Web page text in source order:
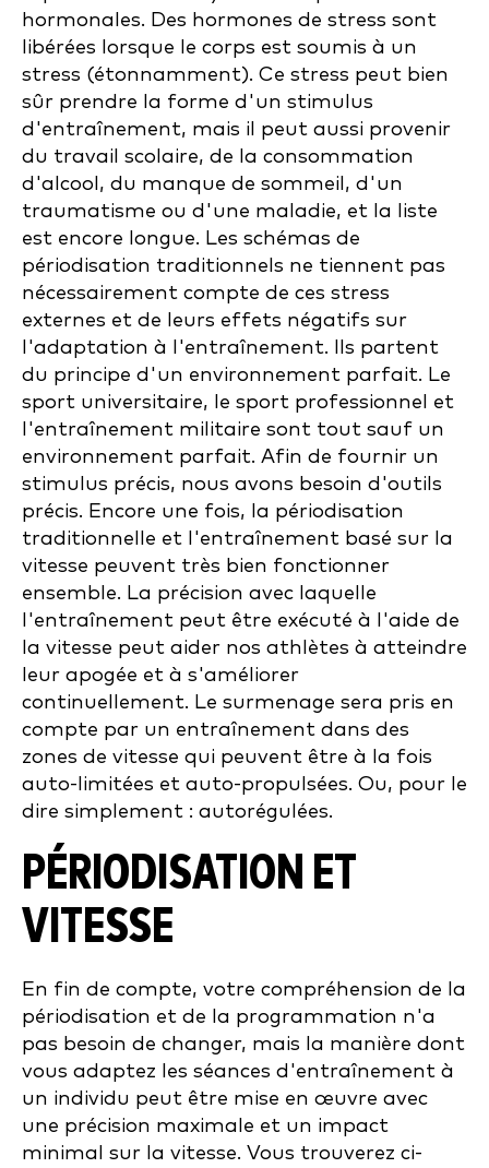
hormonales. Des hormones de stress sont
libérées lorsque le corps est soumis à un
stress (étonnamment). Ce stress peut bien
sûr prendre la forme d'un stimulus
d'entraînement, mais il peut aussi provenir
du travail scolaire, de la consommation
d'alcool, du manque de sommeil, d'un
traumatisme ou d'une maladie, et la liste
est encore longue. Les schémas de
périodisation traditionnels ne tiennent pas
nécessairement compte de ces stress
externes et de leurs effets négatifs sur
l'adaptation à l'entraînement. Ils partent
du principe d'un environnement parfait. Le
sport universitaire, le sport professionnel et
l'entraînement militaire sont tout sauf un
environnement parfait. Afin de fournir un
stimulus précis, nous avons besoin d'outils
précis. Encore une fois, la périodisation
traditionnelle et l'entraînement basé sur la
vitesse peuvent très bien fonctionner
ensemble. La précision avec laquelle
l'entraînement peut être exécuté à l'aide de
la vitesse peut aider nos athlètes à atteindre
leur apogée et à s'améliorer
continuellement. Le surmenage sera pris en
compte par un entraînement dans des
zones de vitesse qui peuvent être à la fois
auto-limitées et auto-propulsées. Ou, pour le
dire simplement : autorégulées.
PÉRIODISATION ET
VITESSE
En fin de compte, votre compréhension de la
périodisation et de la programmation n'a
pas besoin de changer, mais la manière dont
vous adaptez les séances d'entraînement à
un individu peut être mise en œuvre avec
une précision maximale et un impact
minimal sur la vitesse. Vous trouverez ci-